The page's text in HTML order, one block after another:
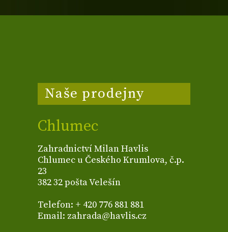
Naše prodejny
Chlumec
Zahradnictví Milan Havlis
Chlumec u Českého Krumlova, č.p.
23
382 32 pošta Velešín
Telefon: + 420 776 881 881
Email: zahrada@havlis.cz